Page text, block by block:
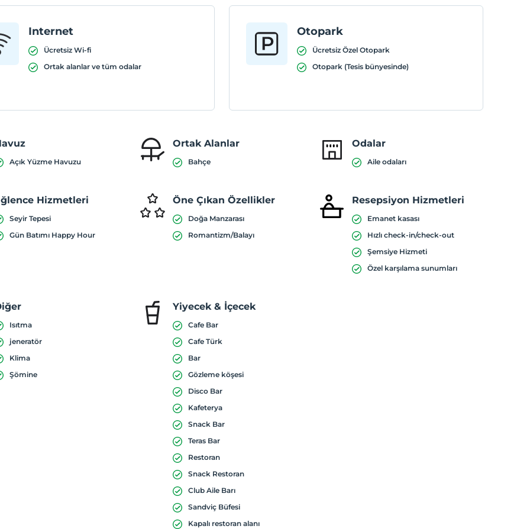
Internet
Ücretsiz Wi-fi
Ortak alanlar ve tüm odalar
Otopark
Ücretsiz Özel Otopark
Otopark (Tesis bünyesinde)
Açık Yüzme Havuzu
Ortak Alanlar
Bahçe
Odalar
Aile odaları
Hizmetleri
Seyir Tepesi
Gün Batımı Happy Hour
Öne Çıkan Özellikler
Doğa Manzarası
Romantizm/Balayı
Resepsiyon Hizmetleri
Emanet kasası
Hızlı check-in/check-out
Şemsiye Hizmeti
Özel karşılama sunumları
Isıtma
jeneratör
Klima
Şömine
Yiyecek & İçecek
Cafe Bar
Cafe Türk
Bar
Gözleme köşesi
Disco Bar
Kafeterya
Snack Bar
Teras Bar
Restoran
Snack Restoran
Club Aile Barı
Sandviç Büfesi
Kapalı restoran alanı